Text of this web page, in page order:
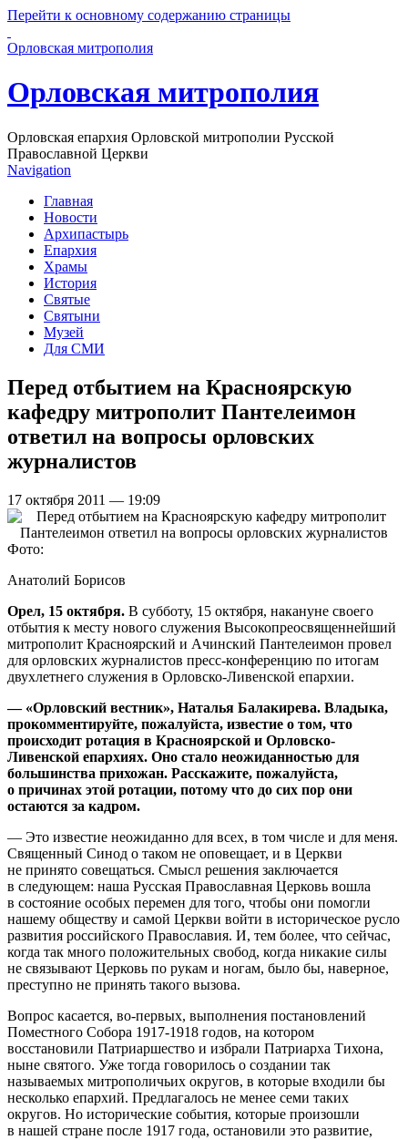
Перейти к основному содержанию страницы
Орловская митрополия
Орловская митрополия
Орловская епархия Орловской митрополии Русской
Православной Церкви
Navigation
Главная
Новости
Архипастырь
Епархия
Храмы
История
Святые
Святыни
Музей
Для СМИ
Перед отбытием на Красноярскую
кафедру митрополит Пантелеимон
ответил на вопросы орловских
журналистов
17 октября 2011 — 19:09
Фото:
Анатолий Борисов
Орел, 15 октября. В субботу, 15 октября, накануне своего
отбытия к месту нового служения Высокопреосвященнейший
митрополит Красноярский и Ачинский Пантелеимон провел
для орловских журналистов пресс-конференцию по итогам
двухлетнего служения в Орловско-Ливенской епархии.
— «Орловский вестник», Наталья Балакирева. Владыка,
прокомментируйте, пожалуйста, известие о том, что
происходит ротация в Красноярской и Орловско-
Ливенской епархиях. Оно стало неожиданностью для
большинства прихожан. Расскажите, пожалуйста,
о причинах этой ротации, потому что до сих пор они
остаются за кадром.
— Это известие неожиданно для всех, в том числе и для меня.
Священный Синод о таком не оповещает, и в Церкви
не принято совещаться. Смысл решения заключается
в следующем: наша Русская Православная Церковь вошла
в состояние особых перемен для того, чтобы они помогли
нашему обществу и самой Церкви войти в историческое русло
развития российского Православия. И, тем более, что сейчас,
когда так много положительных свобод, когда никакие силы
не связывают Церковь по рукам и ногам, было бы, наверное,
преступно не принять такого вызова.
Вопрос касается, во-первых, выполнения постановлений
Поместного Собора 1917-1918 годов, на котором
восстановили Патриаршество и избрали Патриарха Тихона,
ныне святого. Уже тогда говорилось о создании так
называемых митрополичьих округов, в которые входили бы
несколько епархий. Предлагалось не менее семи таких
округов. Но исторические события, которые произошли
в нашей стране после 1917 года, остановили это развитие,